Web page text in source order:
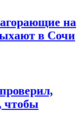
на
в Сочи
чтобы